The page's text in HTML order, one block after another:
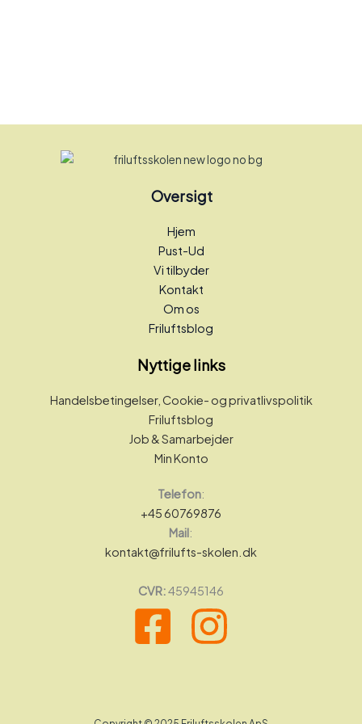
Oversigt
Hjem
Pust-Ud
Vi tilbyder
Kontakt
Om os
Friluftsblog
Nyttige links
Handelsbetingelser, Cookie- og privatlivspolitik
Friluftsblog
Job & Samarbejder
Min Konto
Telefon:
+45 60769876
Mail:
kontakt@frilufts-skolen.dk
CVR:45945146